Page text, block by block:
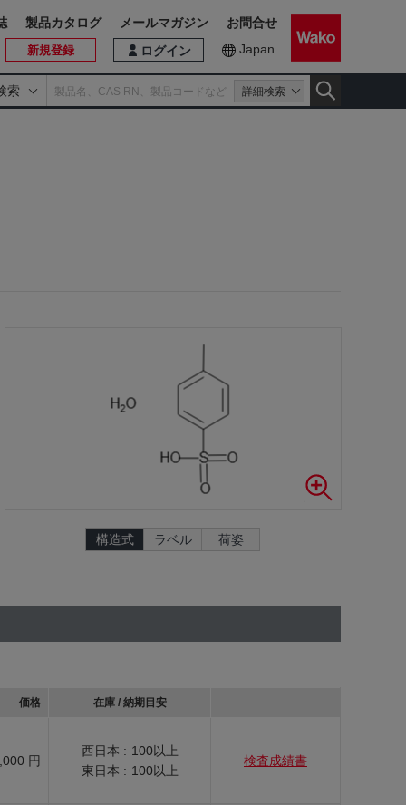
索 詳細検索
ログイン
新規登録 Japan
製品カタログ メールマガジン お問合せ
構造式 ラベル 荷姿
価格 在庫 / 納期目安
円
西日本 : 100以上
東日本 : 100以上
検査成績書